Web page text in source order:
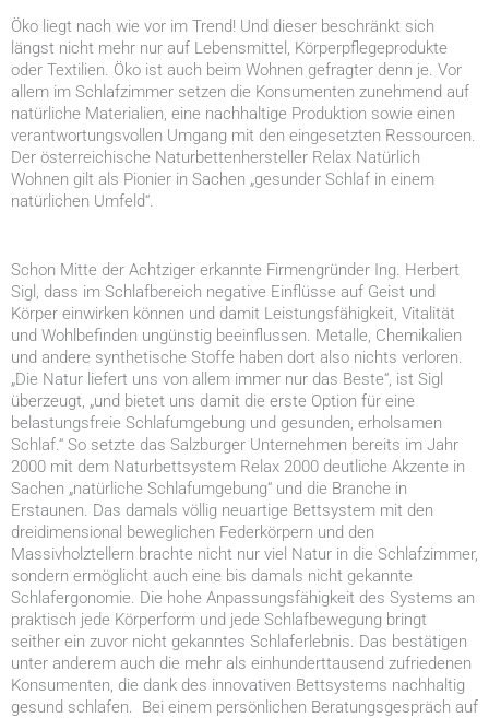
Öko liegt nach wie vor im Trend! Und dieser beschränkt sich
längst nicht mehr nur auf Lebensmittel, Körperpflegeprodukte
oder Textilien. Öko ist auch beim Wohnen gefragter denn je. Vor
allem im Schlafzimmer setzen die Konsumenten zunehmend auf
natürliche Materialien, eine nachhaltige Produktion sowie einen
verantwortungsvollen Umgang mit den eingesetzten Ressourcen.
Der österreichische Naturbettenhersteller Relax Natürlich
Wohnen gilt als Pionier in Sachen „gesunder Schlaf in einem
natürlichen Umfeld“.
Schon Mitte der Achtziger erkannte Firmengründer Ing. Herbert
Sigl, dass im Schlafbereich negative Einflüsse auf Geist und
Körper einwirken können und damit Leistungsfähigkeit, Vitalität
und Wohlbefinden ungünstig beeinflussen. Metalle, Chemikalien
und andere synthetische Stoffe haben dort also nichts verloren.
„Die Natur liefert uns von allem immer nur das Beste“, ist Sigl
überzeugt, „und bietet uns damit die erste Option für eine
belastungsfreie Schlafumgebung und gesunden, erholsamen
Schlaf.“ So setzte das Salzburger Unternehmen bereits im Jahr
2000 mit dem Naturbettsystem Relax 2000 deutliche Akzente in
Sachen „natürliche Schlafumgebung“ und die Branche in
Erstaunen. Das damals völlig neuartige Bettsystem mit den
dreidimensional beweglichen Federkörpern und den
Massivholztellern brachte nicht nur viel Natur in die Schlafzimmer,
sondern ermöglicht auch eine bis damals nicht gekannte
Schlafergonomie. Die hohe Anpassungsfähigkeit des Systems an
praktisch jede Körperform und jede Schlafbewegung bringt
seither ein zuvor nicht gekanntes Schlaferlebnis. Das bestätigen
unter anderem auch die mehr als einhunderttausend zufriedenen
Konsumenten, die dank des innovativen Bettsystems nachhaltig
gesund schlafen. Bei einem persönlichen Beratungsgespräch auf